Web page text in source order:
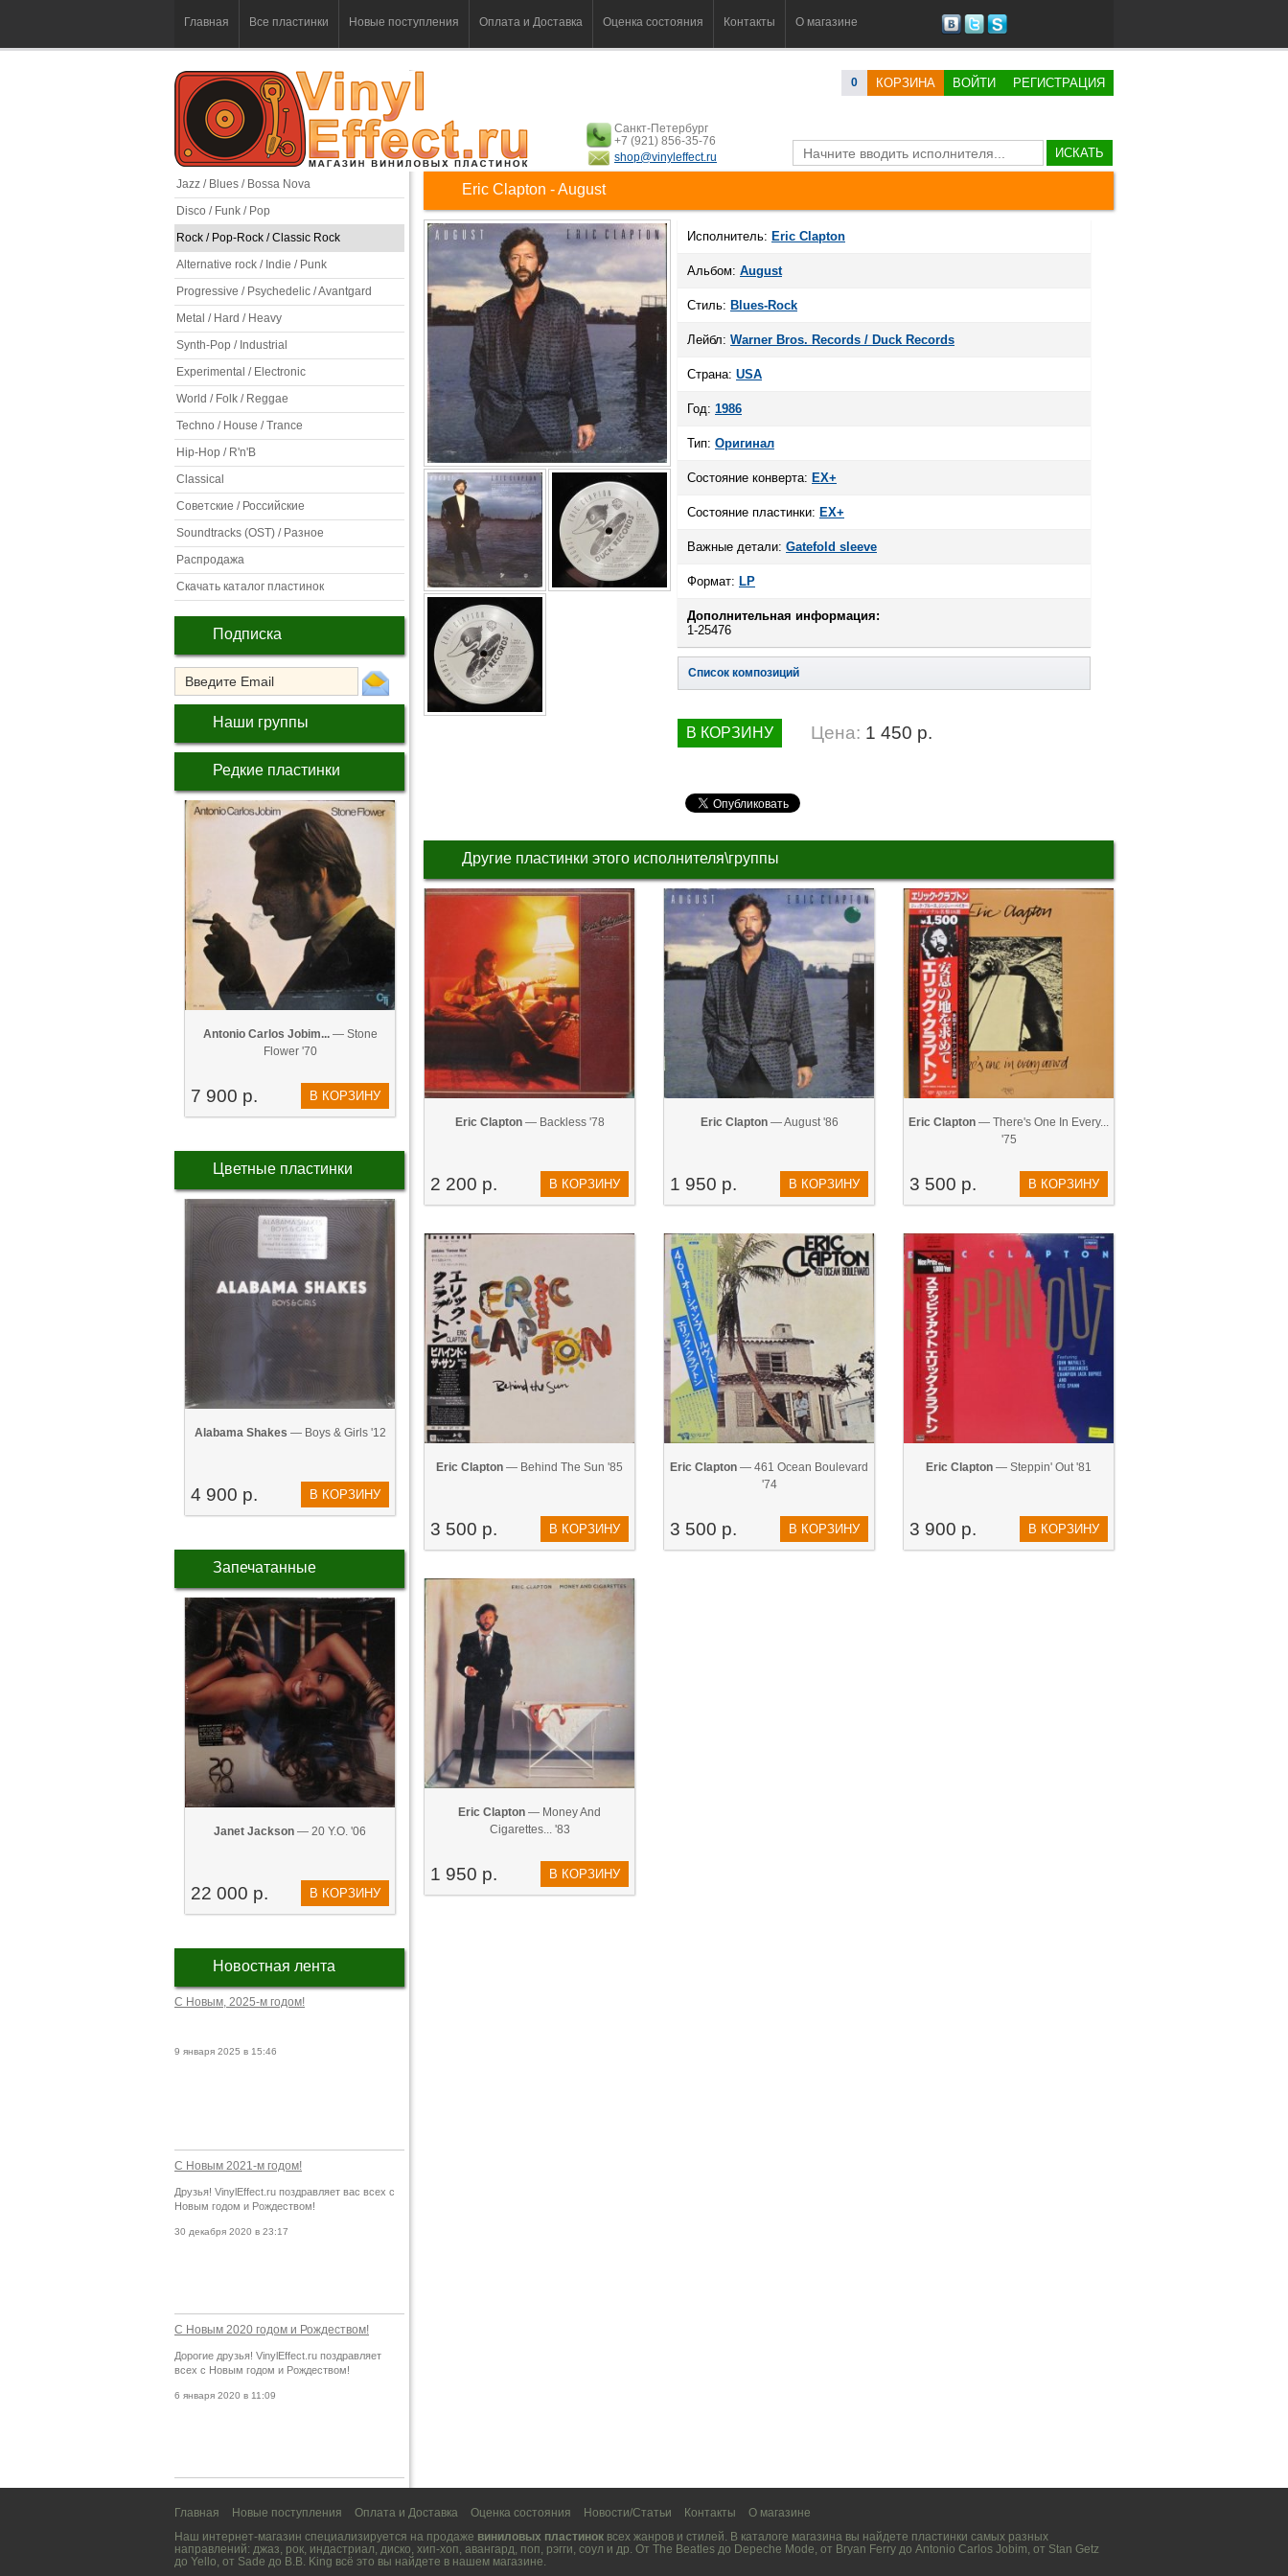
Главная Все пластинки Новые поступления Оплата и Доставка Оценка состояния Контакты О магазине
0 КОРЗИНА ВОЙТИ РЕГИСТРАЦИЯ
Санкт-Петербург
+7 (921) 856-35-76
shop@vinyleffect.ru
ИСКАТЬ
Jazz / Blues / Bossa Nova
Disco / Funk / Pop
Rock / Pop-Rock / Classic Rock
Alternative rock / Indie / Punk
Progressive / Psychedelic / Avantgard
Metal / Hard / Heavy
Synth-Pop / Industrial
Experimental / Electronic
World / Folk / Reggae
Techno / House / Trance
Hip-Hop / R'n'B
Classical
Советские / Российские
Soundtracks (OST) / Разное
Распродажа
Скачать каталог пластинок
Подписка
Наши группы
Редкие пластинки
Antonio Carlos Jobim...— Stone
Flower '70
7 900 р. В КОРЗИНУ
Цветные пластинки
Alabama Shakes — Boys & Girls '12
4 900 р. В КОРЗИНУ
Запечатанные
Janet Jackson — 20 Y.O. '06
22 000 р. В КОРЗИНУ
Новостная лента
С Новым, 2025-м годом!
9 января 2025 в 15:46
С Новым 2021-м годом!
Друзья! VinylEffect.ru поздравляет вас всех с
Новым годом и Рождеством!
30 декабря 2020 в 23:17
С Новым 2020 годом и Рождеством!
Дорогие друзья! VinylEffect.ru поздравляет
всех с Новым годом и Рождеством!
6 января 2020 в 11:09
Eric Clapton - August
Исполнитель: Eric Clapton
Альбом: August
Стиль: Blues-Rock
Лейбл: Warner Bros. Records ‎/ Duck Records
Страна: USA
Год: 1986
Тип: Оригинал
Состояние конверта: EX+
Состояние пластинки: EX+
Важные детали: Gatefold sleeve
Формат: LP
Дополнительная информация:
1-25476
Список композиций
В КОРЗИНУ Цена: 1 450 р.
Другие пластинки этого исполнителя\группы
Eric Clapton— Backless '78
2 200 р. В КОРЗИНУ
Eric Clapton— August '86
1 950 р. В КОРЗИНУ
Eric Clapton — There's One In Every...
'75
3 500 р. В КОРЗИНУ
Eric Clapton — Behind The Sun '85
3 500 р. В КОРЗИНУ
Eric Clapton — 461 Ocean Boulevard
'74
3 500 р. В КОРЗИНУ
Eric Clapton — Steppin' Out '81
3 900 р. В КОРЗИНУ
Eric Clapton — Money And
Cigarettes... '83
1 950 р. В КОРЗИНУ
Главная Новые поступления Оплата и Доставка Оценка состояния Новости/Статьи Контакты
О магазине
Наш интернет-магазин специализируется на продаже виниловых пластинок всех жанров и стилей. В каталоге магазина вы найдете пластинки самых разных
направлений: джаз, рок, индастриал, диско, хип-хоп, авангард, поп, рэгги, соул и др. От The Beatles до Depeche Mode, от Bryan Ferry до Antonio Carlos Jobim, от Stan Getz
до Yello, от Sade до B.B. King всё это вы найдете в нашем магазине.